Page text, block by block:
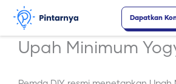
Lewati
konten
Dapatkan
Upah Minimum